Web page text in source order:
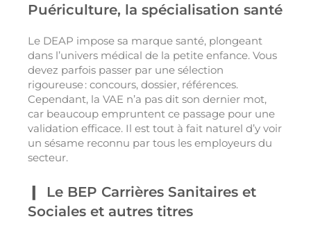
Puériculture, la spécialisation santé
Le DEAP impose sa marque santé, plongeant
dans l’univers médical de la petite enfance. Vous
devez parfois passer par une sélection
rigoureuse : concours, dossier, références.
Cependant, la VAE n’a pas dit son dernier mot,
car beaucoup empruntent ce passage pour une
validation efficace. Il est tout à fait naturel d’y voir
un sésame reconnu par tous les employeurs du
secteur.
Le BEP Carrières Sanitaires et
Sociales et autres titres